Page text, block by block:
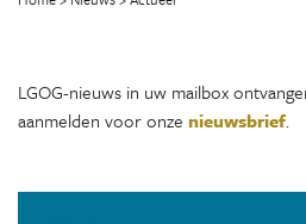
LGOG-nieuws in uw mailbox
aanmelden voor onze nieuwsbrief.